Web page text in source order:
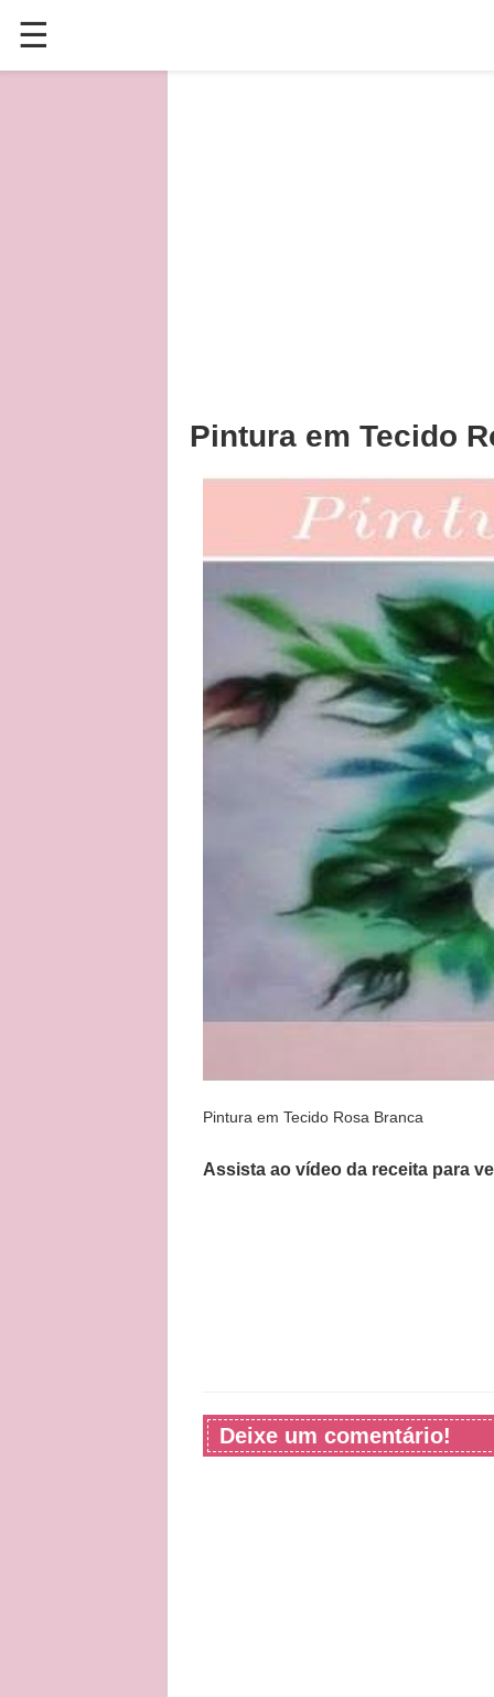
☰
✕
Pintura em Tecido
Pintura em Tecido Rosa Branca
Assista ao vídeo da receita para
Deixe um comentário!